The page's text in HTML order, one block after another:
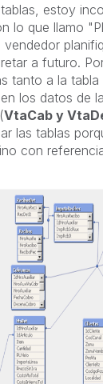
estoy
lo que llamo
a futuro.
tanto a la tabla
los datos de
VtaCab y
las tablas
con